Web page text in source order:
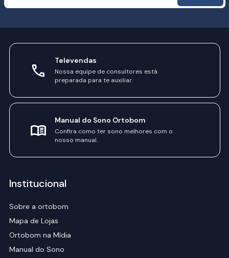
Televendas
Nossa equipe de consultores está
preparada para te auxiliar.
Manual do Sono Ortobom
Confira como ter sono melhores com o
nosso manual.
Institucional
Sobre a ortobom
Mapa de Lojas
Ortobom na Mídia
Manual do Sono